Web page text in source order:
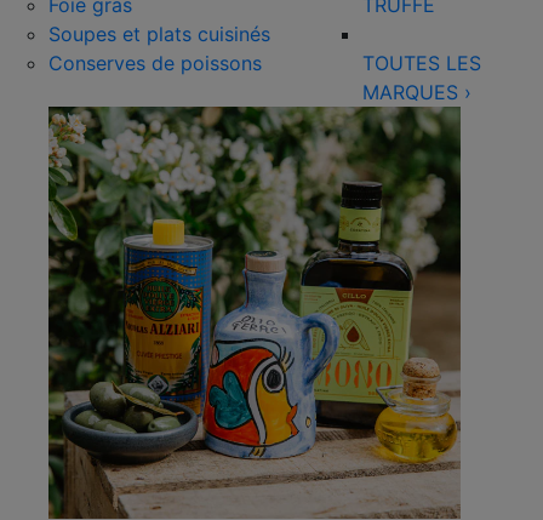
Foie gras
Soupes et plats cuisinés
Conserves de poissons
TRUFFE
TOUTES LES
MARQUES ›